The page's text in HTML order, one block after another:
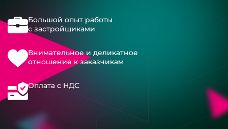
Большой опыт работы
с застройщиками
Внимательное и деликатное
отношение к заказчикам
Оплата с НДС